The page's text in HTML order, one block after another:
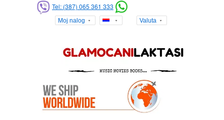
Tel: (387) 065 361 333
Moj nalog Valuta